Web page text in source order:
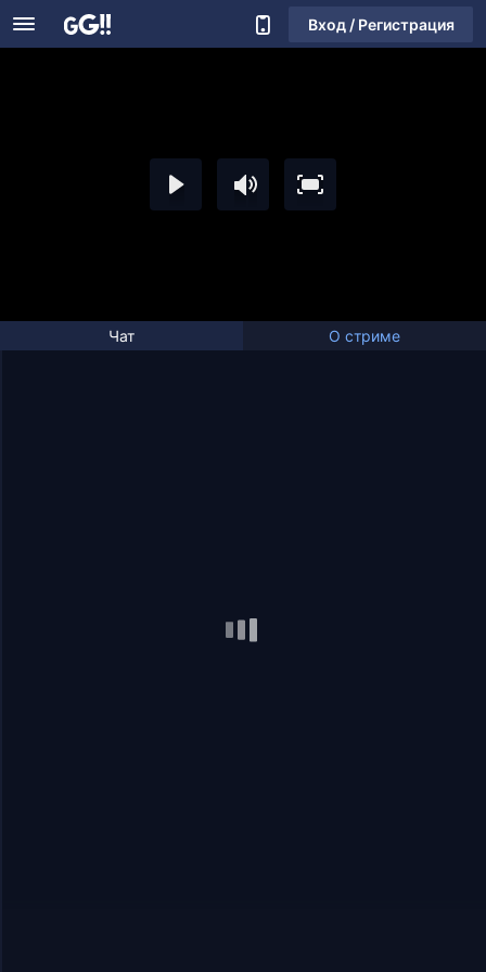
Вход / Регистрация
Чат О стриме